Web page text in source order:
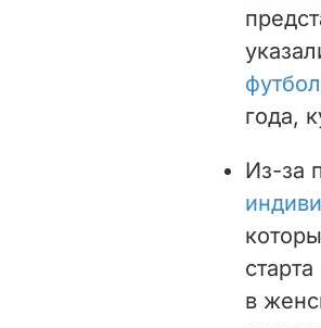
года,
Из-за
в